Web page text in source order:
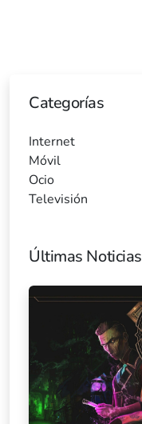
Categorías
Internet
Móvil
Ocio
Televisión
Últimas Noticias